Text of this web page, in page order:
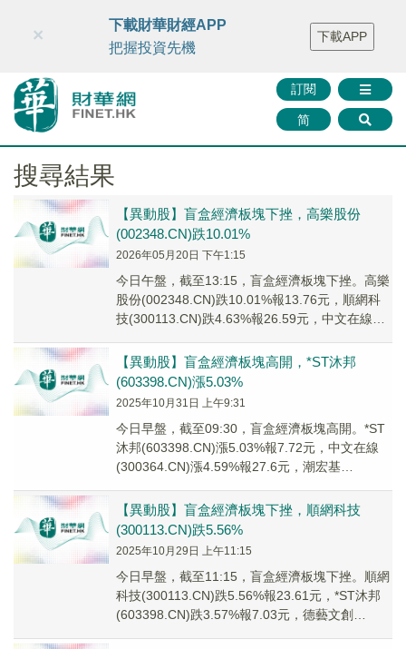
財華智庫網 FINTV FINMETA 財華證券 媒體矩陣
智庫沙龍
聯絡我們
訂閱
简
×
下載財華財經APP
把握投資先機
下載APP
搜尋結果
【異動股】盲盒經濟板塊下挫，高樂股份
(002348.CN)跌10.01%
2026年05月20日 下午1:15
今日午盤，截至13:15，盲盒經濟板塊下挫。高樂
股份(002348.CN)跌10.01%報13.76元，順網科
技(300113.CN)跌4.63%報26.59元，中文在線
【異動股】盲盒經濟板塊高開，*ST沐邦
(603398.CN)漲5.03%
2025年10月31日 上午9:31
今日早盤，截至09:30，盲盒經濟板塊高開。*ST
沐邦(603398.CN)漲5.03%報7.72元，中文在線
(300364.CN)漲4.59%報27.6元，潮宏基
【異動股】盲盒經濟板塊下挫，順網科技
(300113.CN)跌5.56%
2025年10月29日 上午11:15
今日早盤，截至11:15，盲盒經濟板塊下挫。順網
科技(300113.CN)跌5.56%報23.61元，*ST沐邦
(603398.CN)跌3.57%報7.03元，德藝文創